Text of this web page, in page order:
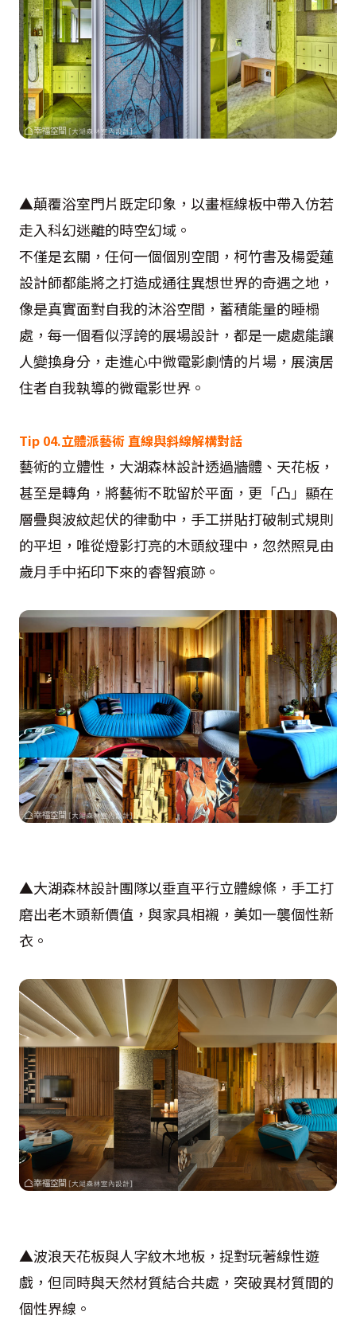
▲顛覆浴室門片既定印象，以畫框線板中帶入仿若
走入科幻迷離的時空幻域。
不僅是玄關，任何一個個別空間，柯竹書及楊愛蓮
設計師都能將之打造成通往異想世界的奇遇之地，
像是真實面對自我的沐浴空間，蓄積能量的睡榻
處，每一個看似浮誇的展場設計，都是一處處能讓
人變換身分，走進心中微電影劇情的片場，展演居
住者自我執導的微電影世界。
Tip 04.立體派藝術 直線與斜線解構對話
藝術的立體性，大湖森林設計透過牆體、天花板，
甚至是轉角，將藝術不耽留於平面，更「凸」顯在
層疊與波紋起伏的律動中，手工拼貼打破制式規則
的平坦，唯從燈影打亮的木頭紋理中，忽然照見由
歲月手中拓印下來的睿智痕跡。
▲大湖森林設計團隊以垂直平行立體線條，手工打
磨出老木頭新價值，與家具相襯，美如一襲個性新
衣。
▲波浪天花板與人字紋木地板，捉對玩著線性遊
戲，但同時與天然材質結合共處，突破異材質間的
個性界線。